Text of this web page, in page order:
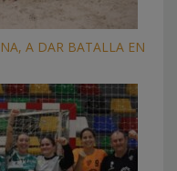
A DAR BATALLA EN